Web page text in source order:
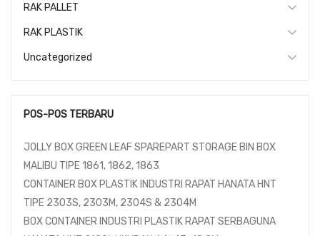
RAK PALLET
RAK PLASTIK
Uncategorized
POS-POS TERBARU
JOLLY BOX GREEN LEAF SPAREPART STORAGE BIN BOX
MALIBU TIPE 1861, 1862, 1863
CONTAINER BOX PLASTIK INDUSTRI RAPAT HANATA HNT
TIPE 2303S, 2303M, 2304S & 2304M
BOX CONTAINER INDUSTRI PLASTIK RAPAT SERBAGUNA